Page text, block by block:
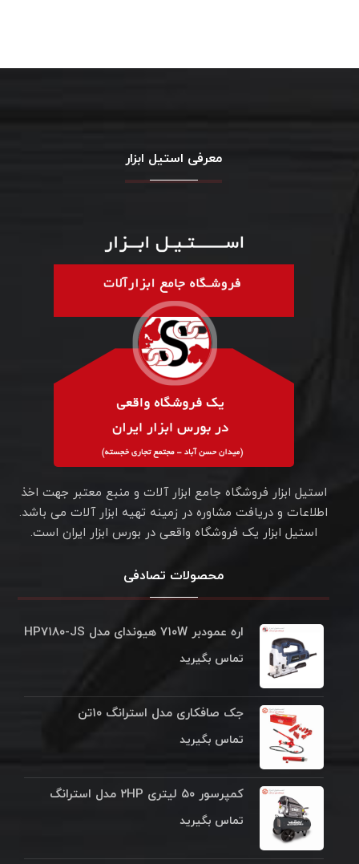
معرفی استیل ابزار
استیل ابزار فروشگاه جامع ابزار آلات و منبع معتبر جهت اخذ
اطلاعات و دریافت مشاوره در زمینه تهیه ابزار آلات می باشد.
استیل ابزار یک فروشگاه واقعی در بورس ابزار ایران است.
محصولات تصادفی
اره عمودبر ۷۱۰W هیوندای مدل HP۷۱۸۰-JS
تماس بگیرید
جک صافکاری مدل استرانگ ۱۰تن
تماس بگیرید
کمپرسور ۵۰ لیتری ۲HP مدل استرانگ
تماس بگیرید